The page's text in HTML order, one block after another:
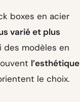
boxes en acier
varié et plus
des modèles en
l’esthétique
le choix.